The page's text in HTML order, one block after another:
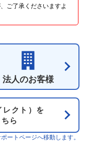
ご了承くださいますよ
法人のお客様
クト）を
ら
ートページへ移動します。